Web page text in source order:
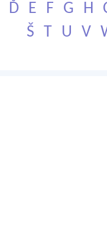
Ď E F G H
Š
T U V